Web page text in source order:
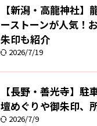
【新潟・高龍神社】
ーストーンが人気！
朱印も紹介
2026/7/19
【長野・善光寺】駐
壇めぐりや御朱印、
2026/7/9